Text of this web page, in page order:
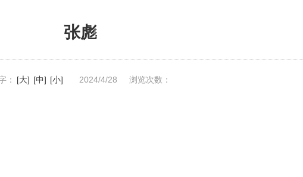
张彪
： [大] [中] [小] 2024/4/28 浏览次数：